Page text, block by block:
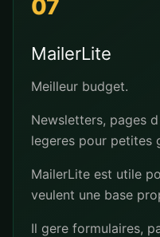
07
MailerLite
Meilleur budget.
Newsletters, pages
legeres pour petites
MailerLite est utile
veulent une base
Il gere formulaires,